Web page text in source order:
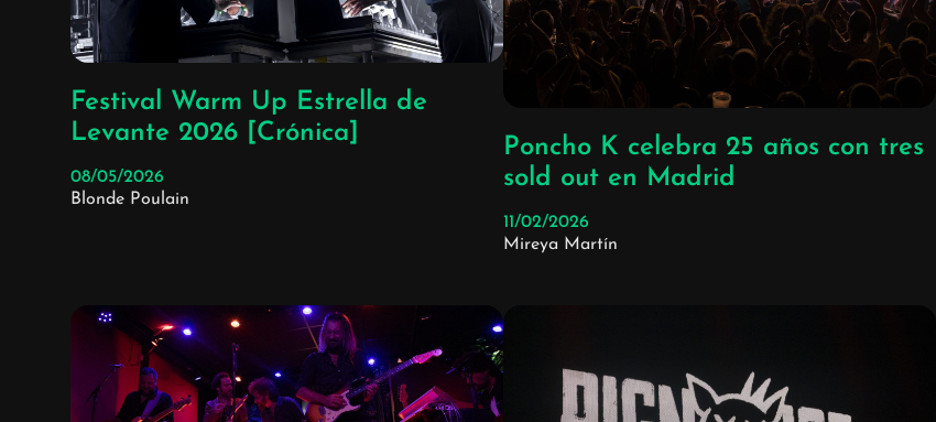
Festival Warm Up Estrella de
Levante 2026 [Crónica]
08/05/2026
Blonde Poulain
Poncho K celebra 25 años con tres
sold out en Madrid
11/02/2026
Mireya Martín